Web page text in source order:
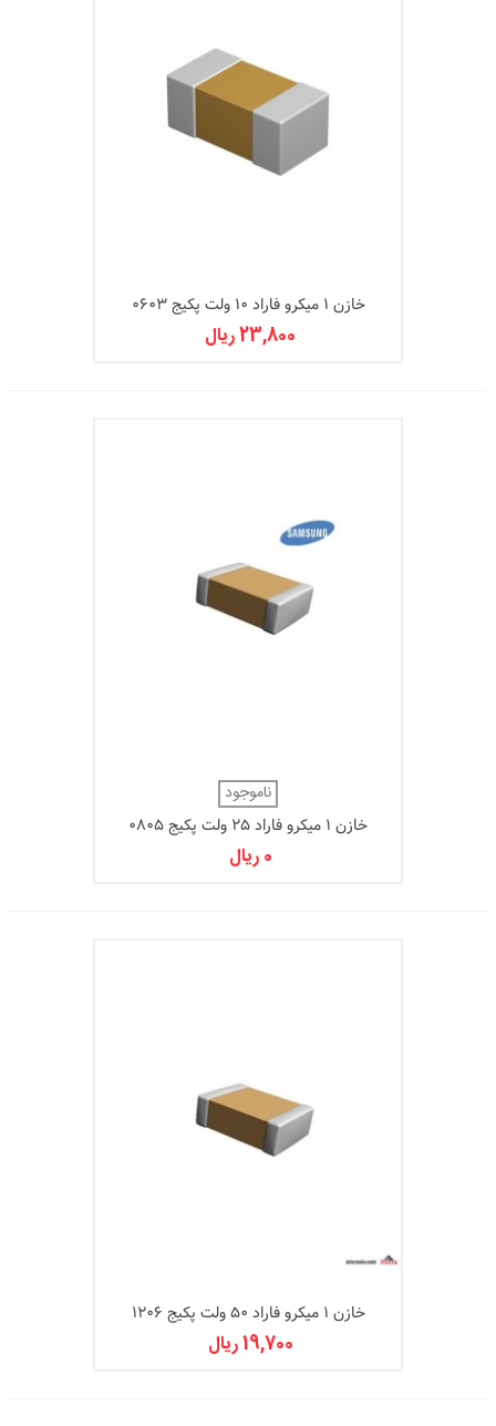
خازن 1 میکرو فاراد 10 ولت پکیج 0603
23,800 ریال
ناموجود
خازن 1 میکرو فاراد 25 ولت پکیج 0805
0 ریال
خازن 1 میکرو فاراد 50 ولت پکیج 1206
19,700 ریال